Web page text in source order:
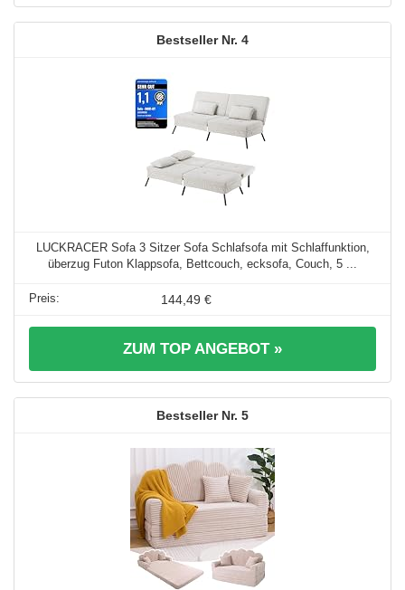
4
LUCKRACER Sofa 3 Sitzer Sofa Schlafsofa mit Schlaffunktion,
überzug Futon Klappsofa, Bettcouch, ecksofa, Couch, 5 ...
144,49 €
ZUM TOP ANGEBOT »
5